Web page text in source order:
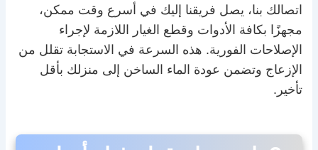
اتصالك بنا، يصل فريقنا إليك في أسرع وقت ممكن،
مجهزًا بكافة الأدوات وقطع الغيار اللازمة لإجراء
الإصلاحات الفورية. هذه السرعة في الاستجابة تقلل من
الإزعاج وتضمن عودة الماء الساخن إلى منزلك بأقل
تأخير.